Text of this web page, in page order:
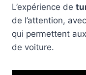
L’expérience de
de l’attention,
qui permettent
de voiture.